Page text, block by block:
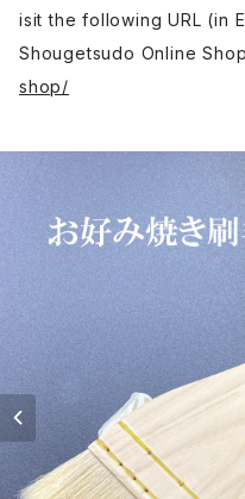
isit the following URL (in
Shougetsudo Online Shop
shop/